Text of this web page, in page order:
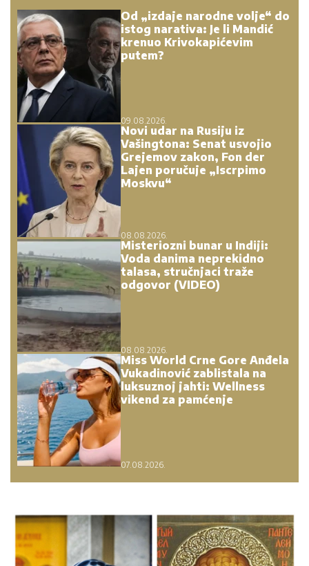
Od „izdaje narodne volje“ do
istog narativa: Je li Mandić
krenuo Krivokapićevim
putem?
09.08.2026.
Novi udar na Rusiju iz
Vašingtona: Senat usvojio
Grejemov zakon, Fon der
Lajen poručuje „Iscrpimo
Moskvu“
08.08.2026.
Misteriozni bunar u Indiji:
Voda danima neprekidno
talasa, stručnjaci traže
odgovor (VIDEO)
08.08.2026.
Miss World Crne Gore Anđela
Vukadinović zablistala na
luksuznoj jahti: Wellness
vikend za pamćenje
07.08.2026.